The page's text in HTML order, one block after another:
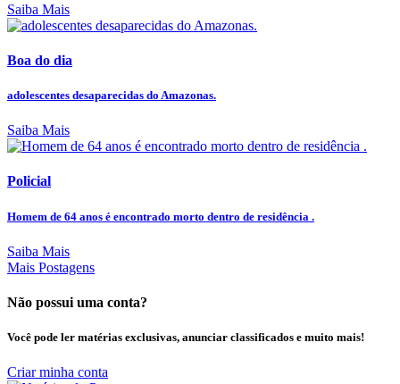
Saiba Mais
Boa do dia
adolescentes desaparecidas do Amazonas.
Saiba Mais
Policial
Homem de 64 anos é encontrado morto dentro de residência .
Saiba Mais
Mais Postagens
Não possui uma conta?
Você pode ler matérias exclusivas, anunciar classificados e muito mais!
Criar minha conta